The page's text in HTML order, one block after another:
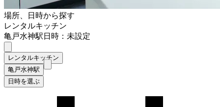
場所、日時から探す
レンタルキッチン
亀戸水神駅日時：未設定
レンタルキッチン
亀戸水神駅
日時を選ぶ